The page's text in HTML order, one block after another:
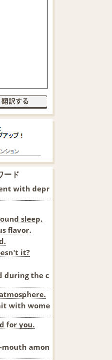
ード
with depr
sleep.
flavor.
it?
during the c
with wome
for you.
mouth amon